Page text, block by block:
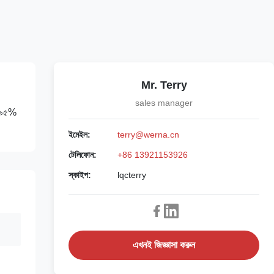
৯৫%
Mr. Terry
sales manager
ইমেইল: terry@werna.cn
টেলিফোন: +86 13921153926
স্কাইপ: lqcterry
এখনই জিজ্ঞাসা করুন